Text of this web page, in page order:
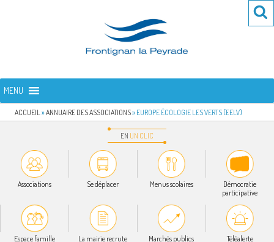
FRONTIGNAN LA PEYRADE
MENU
ACCUEIL »ANNUAIRE DES ASSOCIATIONS» EUROPE ÉCOLOGIE LES VERTS (EELV)
EN UN CLIC
Associations Se déplacer Menus scolaires
Démocratie
participative
Espace famille La mairie recrute Marchés publics Téléalerte